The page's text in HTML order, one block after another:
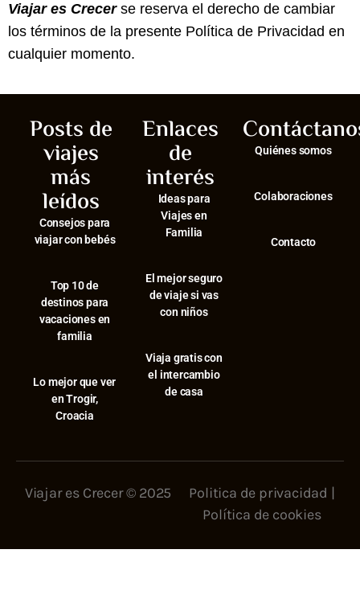
Viajar es Crecerse reserva el derecho de cambiar
los términos de la presente Política de Privacidad en
cualquier momento.
Posts de
viajes
más
leídos
Consejos para
viajar con bebés
⁠Top 10 de
destinos para
vacaciones en
familia
⁠Lo mejor que ver
en Trogir,
Croacia
Enlaces
de
interés
Ideas para
Viajes en
Familia
El mejor seguro
de viaje si vas
con niños
Viaja gratis con
el intercambio
de casa
Quiénes somos
Colaboraciones
Contacto
Viajar es Crecer © 2025 Politica de privacidad |
Política de cookies